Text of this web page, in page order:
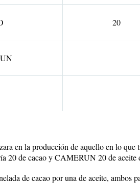
20
en la producción de aquello en lo
20 de cacao y CAMERUN 20 de aceite
de cacao por una de aceite, ambos